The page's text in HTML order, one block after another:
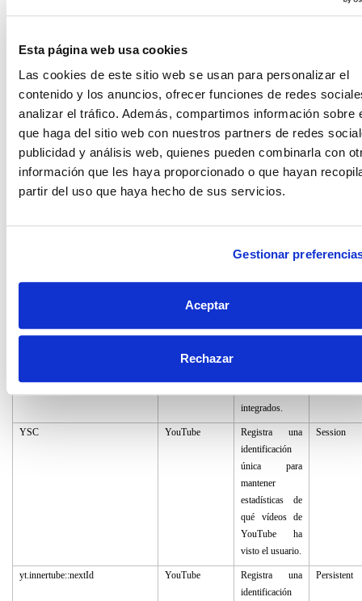
Esta página web usa cookies
Las cookies de este sitio web se usan para personalizar el
contenido y los anuncios, ofrecer funciones de redes
analizar el tráfico. Además, compartimos información sobre
que haga del sitio web con nuestros partners de redes
publicidad y análisis web, quienes pueden combinarla con
información que les haya proporcionado o que hayan
partir del uso que haya hecho de sus servicios.
Gestionar
Aceptar
Rechazar
de emisión
entre sitios.
_fbp Facebook
Utilizada por
Facebook para
proporcionar
productos
publicitarios
terceros
3 meses
integrados.
YSC YouTube
Registra una
identificación
única para
mantener
estadísticas de
qué vídeos de
YouTube ha
visto el usuario.
Session
yt.innertube::nextId YouTube
Registra una
identificación
Persistent